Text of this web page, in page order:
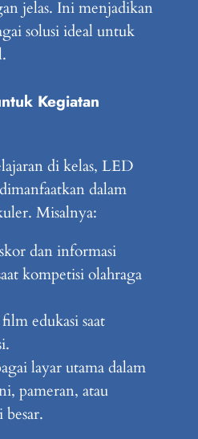
jelas. Ini menjadikan
solusi ideal untuk
Kegiatan
di kelas, LED
dalam
Misalnya:
dan informasi
kompetisi olahraga
edukasi saat
layar utama dalam
pameran, atau